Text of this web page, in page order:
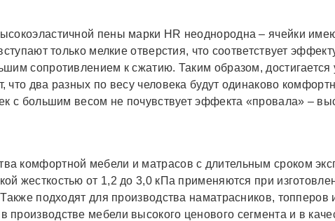
пены марки HR неоднородна – ячейки
только мелкие отверстия, что соответствует
сопротивлением к сжатию. Таким образом,
два разных по весу человека будут одинаково
с большим весом не почувствует эффекта «провала» –
комфортной мебели и матрасов с длительным сроком
жесткостью от 1,2 до 3,0 кПа применяются при
подходят для производства наматрасников,
мебели высокого ценового сегмента и в